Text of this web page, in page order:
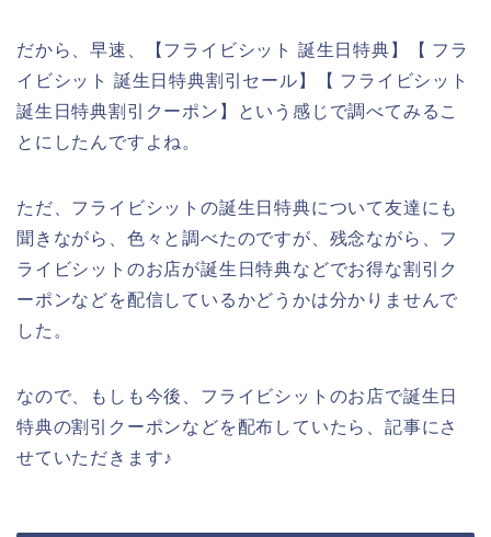
だから、早速、【フライビシット 誕生日特典】【 フラ
イビシット 誕生日特典割引セール】【 フライビシット
誕生日特典割引クーポン】という感じで調べてみるこ
とにしたんですよね。
ただ、フライビシットの誕生日特典について友達にも
聞きながら、色々と調べたのですが、残念ながら、フ
ライビシットのお店が誕生日特典などでお得な割引ク
ーポンなどを配信しているかどうかは分かりませんで
した。
なので、もしも今後、フライビシットのお店で誕生日
特典の割引クーポンなどを配布していたら、記事にさ
せていただきます♪